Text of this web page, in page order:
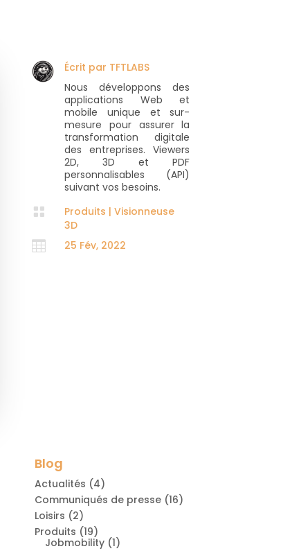
Écrit par TFTLABS
Nous développons des
applications Web et
mobile unique et sur-
mesure pour assurer la
transformation digitale
des entreprises. Viewers
2D, 3D et PDF
personnalisables (API)
suivant vos besoins.

Produits |Visionneuse
3D

25 Fév, 2022
Blog
Actualités (4)
Communiqués de presse (16)
Loisirs (2)
Produits (19)
Jobmobility (1)